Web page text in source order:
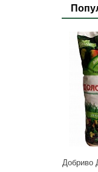
Добриво